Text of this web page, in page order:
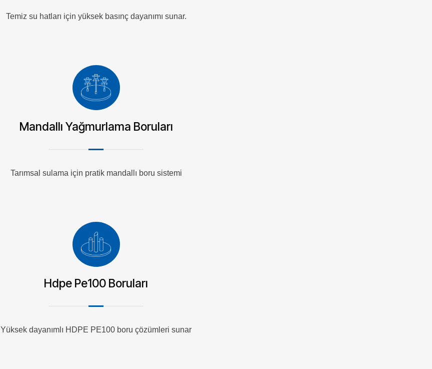
Temiz su hatları için yüksek basınç dayanımı sunar.
Mandallı Yağmurlama Boruları
Tarımsal sulama için pratik mandallı boru sistemi
Hdpe Pe100 Boruları
Yüksek dayanımlı HDPE PE100 boru çözümleri sunar